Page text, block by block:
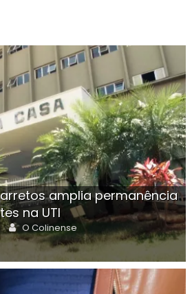
amplia permanência
na UTI
Author
O Colinense